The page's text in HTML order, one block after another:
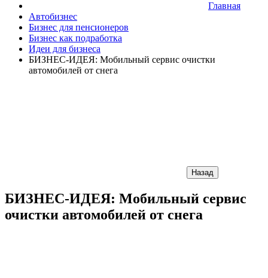
Главная
Автобизнес
Бизнес для пенсионеров
Бизнес как подработка
Идеи для бизнеса
БИЗНЕС-ИДЕЯ: Мобильный сервис очистки
автомобилей от снега
Назад
БИЗНЕС-ИДЕЯ: Мобильный сервис
очистки автомобилей от снега